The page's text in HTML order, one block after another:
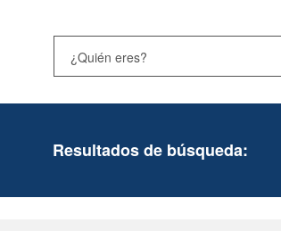
Resultados de búsqueda: